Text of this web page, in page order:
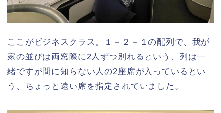
ここがビジネスクラス。１－２－１の配列で、我が
家の並びは両窓際に2人ずつ別れるという、列は一
緒ですが間に知らない人の2座席が入っているとい
う、ちょっと遠い席を指定されていました。